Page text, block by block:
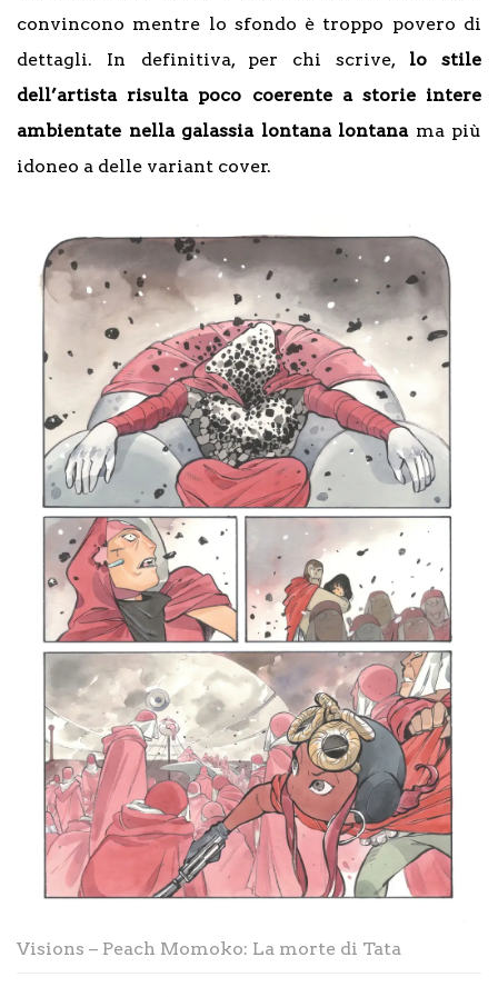
convincono mentre lo sfondo è troppo povero di
dettagli. In definitiva, per chi scrive, lo stile
dell’artista risulta poco coerente a storie intere
ambientate nella galassia lontana lontanama più
idoneo a delle variant cover.
Visions – Peach Momoko: La morte di Tata